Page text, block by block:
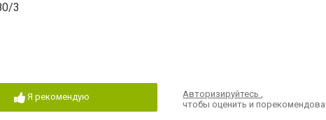
3
Я рекомендую Авторизируйтесь,
чтобы оценить и